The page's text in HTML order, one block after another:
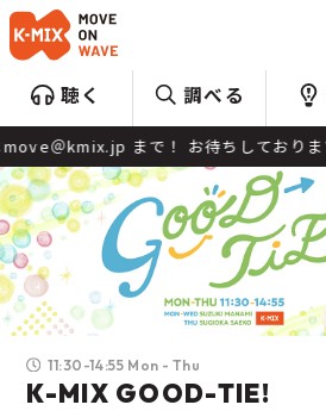
聴く 調べる
！ お待ちしております☆彡
11:30-14:55 Mon - Thu
K-MIX GOOD-TIE!